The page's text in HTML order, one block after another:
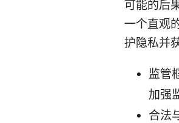
可能的后
一个直观
护隐私并
监管
加强
合法